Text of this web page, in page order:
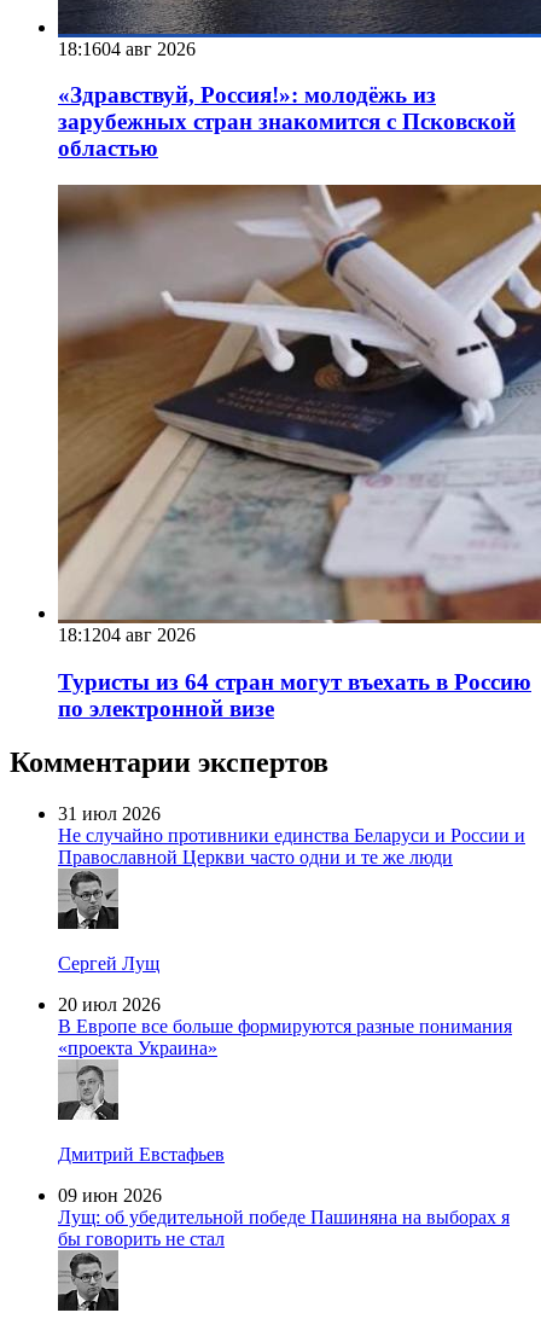
18:1604 авг 2026
«Здравствуй, Россия!»: молодёжь из
зарубежных стран знакомится с Псковской
областью
18:1204 авг 2026
Туристы из 64 стран могут въехать в Россию
по электронной визе
Комментарии экспертов
31 июл 2026
Не случайно противники единства Беларуси и России и
Православной Церкви часто одни и те же люди
Сергей Лущ
20 июл 2026
В Европе все больше формируются разные понимания
«проекта Украина»
Дмитрий Евстафьев
09 июн 2026
Лущ: об убедительной победе Пашиняна на выборах я
бы говорить не стал